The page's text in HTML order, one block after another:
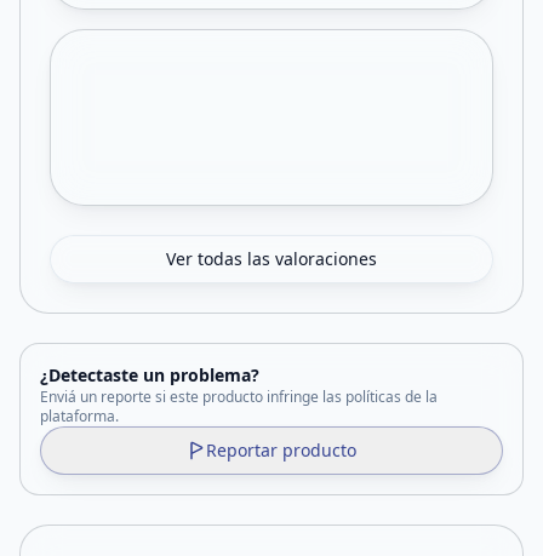
Ver todas las valoraciones
¿Detectaste un problema?
Enviá un reporte si este producto infringe las políticas de la
plataforma.
Reportar producto